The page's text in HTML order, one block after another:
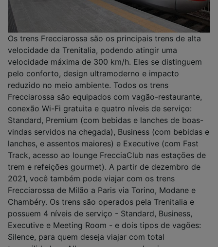
Os trens Frecciarossa são os principais trens de alta
velocidade da Trenitalia, podendo atingir uma
velocidade máxima de 300 km/h. Eles se distinguem
pelo conforto, design ultramoderno e impacto
reduzido no meio ambiente. Todos os trens
Frecciarossa são equipados com vagão-restaurante,
conexão Wi-Fi gratuita e quatro níveis de serviço:
Standard, Premium (com bebidas e lanches de boas-
vindas servidos na chegada), Business (com bebidas e
lanches, e assentos maiores) e Executive (com Fast
Track, acesso ao lounge FrecciaClub nas estações de
trem e refeições gourmet). A partir de dezembro de
2021, você também pode viajar com os trens
Frecciarossa de Milão a Paris via Torino, Modane e
Chambéry. Os trens são operados pela Trenitalia e
possuem 4 níveis de serviço - Standard, Business,
Executive e Meeting Room - e dois tipos de vagões:
Silence, para quem deseja viajar com total